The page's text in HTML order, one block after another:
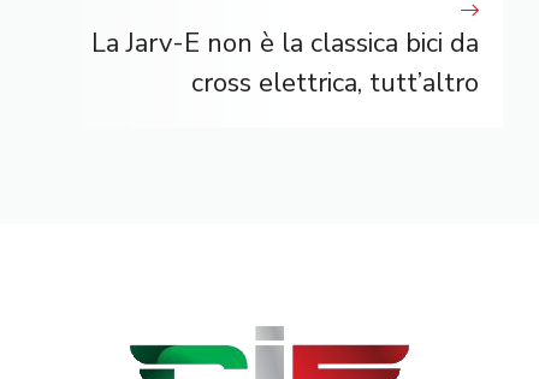
La Jarv-E non è la classica bici da
cross elettrica, tutt’altro